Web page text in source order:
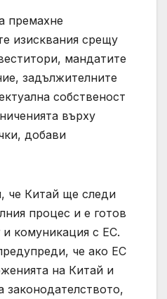
премахне
изисквания срещу
мандатите
задължителните
собственост
върху
добави
че Китай ще следи
процес и е готов
и комуникация с ЕС.
че ако ЕС
на Китай и
законодателството,